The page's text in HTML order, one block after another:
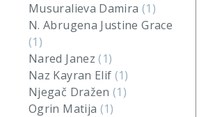
Musuralieva Damira (1)
N. Abrugena Justine Grace
(1)
Nared Janez(1)
Naz Kayran Elif (1)
Njegač Dražen(1)
Ogrin Matija (1)